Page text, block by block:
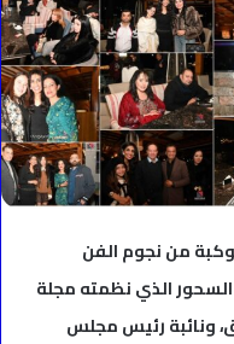
من نجوم الفن
الذي نظمته مجلة
ونائبة رئيس مجلس